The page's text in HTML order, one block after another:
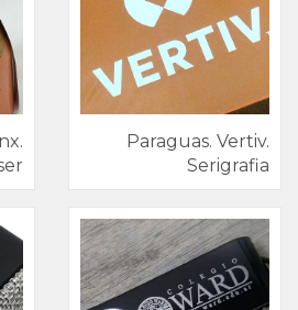
Paraguas. Vertiv.
Serigrafia